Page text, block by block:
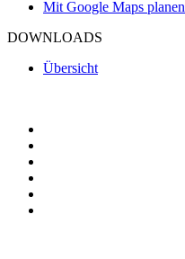
Mit Google Maps planen
DOWNLOADS
Übersicht